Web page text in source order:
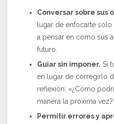
Conversar sobre sus
lugar de enfocarte
a pensar en cómo sus
futuro.
Guiar sin imponer. Si
en lugar de corregirlo
reflexión: «¿Cómo
manera la próxima
Permitir errores y